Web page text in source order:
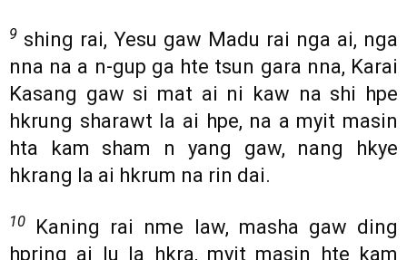
9 shing rai, Yesu gaw Madu rai nga ai, nga
nna na a n-gup ga hte tsun gara nna, Karai
Kasang gaw si mat ai ni kaw na shi hpe
hkrung sharawt la ai hpe, na a myit masin
hta kam sham n yang gaw, nang hkye
hkrang la ai hkrum na rin dai.
10
Kaning rai nme law, masha gaw ding
hpring ai lu la hkra, myit masin hte kam